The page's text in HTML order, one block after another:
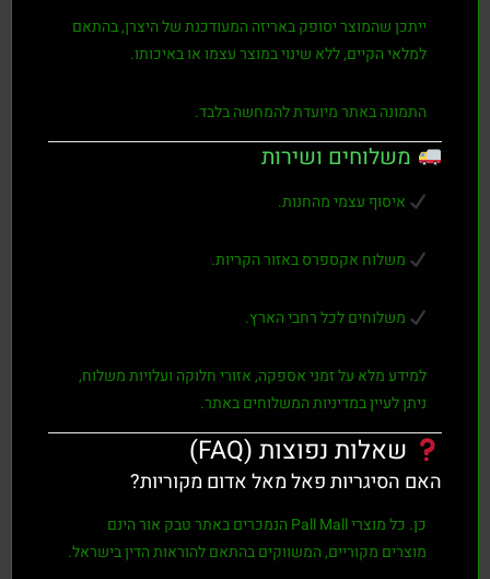
ייתכן שהמוצר יסופק באריזה המעודכנת של היצרן, בהתאם
למלאי הקיים, ללא שינוי במוצר עצמו או באיכותו.
התמונה באתר מיועדת להמחשה בלבד.
משלוחים ושירות
איסוף עצמי מהחנות.
משלוח אקספרס באזור הקריות.
משלוחים לכל רחבי הארץ.
למידע מלא על זמני אספקה, אזורי חלוקה ועלויות משלוח,
ניתן לעיין במדיניות המשלוחים באתר.
שאלות נפוצות (FAQ)
האם הסיגריות פאל מאל אדום מקוריות?
כן. כל מוצריPall Mallהנמכרים באתרטבק אורהינם
מוצרים מקוריים, המשווקים בהתאם להוראות הדין בישראל.